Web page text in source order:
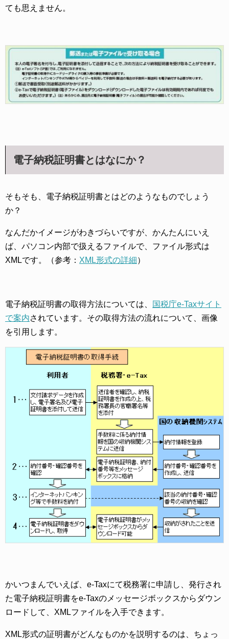
ても思えません。
電子納税証明書とはなにか？
そもそも、電子納税証明書とはどのようなものでしょう
か？
なんだかイメージがわきづらいですが、かんたんにいえ
ば、パソコン内部で扱えるファイルで、ファイル形式は
XMLです。（参考： XML形式の詳細）
電子納税証明書の取得方法については、
国税庁e-Taxサイト
で案内されています。その取得方法の流れについて、画像
を引用します。
かいつまんでいえば、e-Taxにて税務署に申請し、発行され
た電子納税証明書をe-Taxのメッセージボックスからダウン
ロードして、XMLファイルを入手できます。
XML形式の証明書がどんなものかを説明するのは、ちょっ